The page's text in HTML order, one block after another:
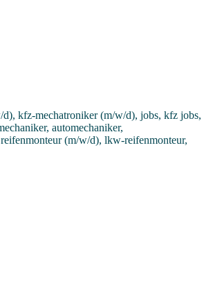
d), kfz-mechatroniker (m/w/d), jobs, kfz jobs,
automechaniker,
(m/w/d), lkw-reifenmonteur,